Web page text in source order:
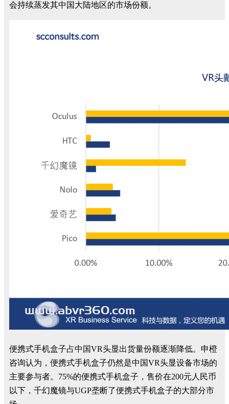
会持续蒸发其中国大陆地区的市场份额。
便携式手机盒子占中国VR头显出货量份额逐渐降低。 申橙
咨询认为，便携式手机盒子仍然是中国VR头显设备市场的
主要参与者。 75%的便携式手机盒子，售价在200元人民币
以下，千幻魔镜与UGP垄断了便携式手机盒子的大部分市